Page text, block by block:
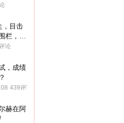
架无人
，目击
栏，一
喊话劝
论
，成绩
439评论
赫在阿